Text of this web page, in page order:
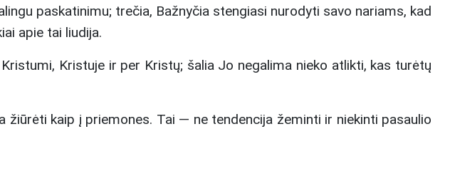
paskatinimu; trečia, Bažnyčia stengiasi nurodyti savo nariams, kad
apie tai liudija.
Kristuje ir per Kristų; šalia Jo negalima nieko atlikti, kas turėtų
kaip į priemones. Tai — ne tendencija žeminti ir niekinti pasaulio